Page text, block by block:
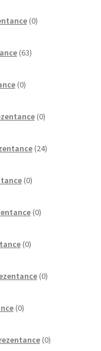
0izdelkov
63izdelkov
0izdelkov
0izdelkov
24izdelkov
0izdelkov
0izdelkov
0izdelkov
0izdelkov
0izdelkov
0izdelkov